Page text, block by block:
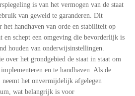
is van het vermogen van de staat
van geweld te garanderen. Dit
het handhaven van orde en stabiliteit op
en schept een omgeving die bevorderlijk is
houden van onderwijsinstellingen.
over het grondgebied de staat in staat om
en te handhaven. Als de
het onvermijdelijk afgelegen
wat belangrijk is voor